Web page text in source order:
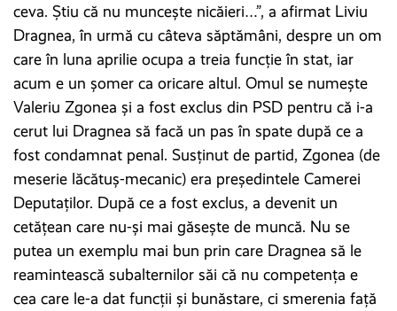
ceva. Știu că nu muncește nicăieri…”, a afirmat Liviu
Dragnea, în urmă cu câteva săptămâni, despre un om
care în luna aprilie ocupa a treia funcție în stat, iar
acum e un șomer ca oricare altul. Omul se numește
Valeriu Zgonea și a fost exclus din PSD pentru că i-a
cerut lui Dragnea să facă un pas în spate după ce a
fost condamnat penal. Susținut de partid, Zgonea (de
meserie lăcătuș-mecanic) era președintele Camerei
Deputaților. După ce a fost exclus, a devenit un
cetățean care nu-și mai găsește de muncă. Nu se
putea un exemplu mai bun prin care Dragnea să le
reamintească subalternilor săi că nu competența e
cea care le-a dat funcții și bunăstare, ci smerenia față